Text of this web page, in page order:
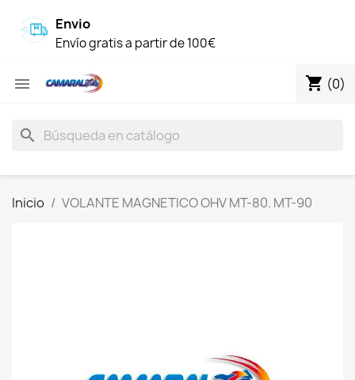
Envio
Envío gratis a partir de 100€
 shopping_cart (0)
search
Inicio VOLANTE MAGNETICO OHV MT-80. MT-90